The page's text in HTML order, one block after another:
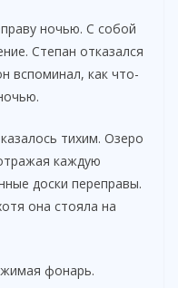
ночью. С собой
Степан отказался
вспоминал, как что-
тихим. Озеро
каждую
доски переправы.
она стояла на
фонарь.